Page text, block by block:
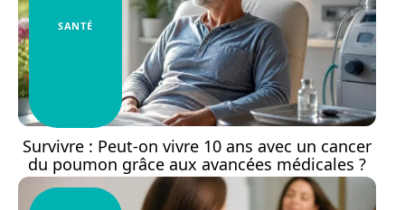
SANTÉ
Survivre : Peut-on vivre 10 ans avec un cancer
du poumon grâce aux avancées médicales ?